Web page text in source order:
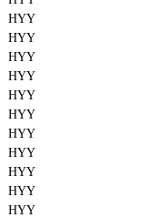
HYY
HYY
HYY
HYY
HYY
HYY
HYY
HYY
HYY
HYY
HYY